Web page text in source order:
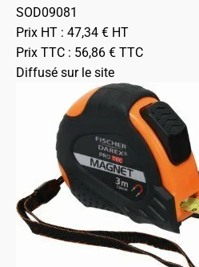
SOD09081
Prix HT : 47,34 € HT
Prix TTC : 56,86 € TTC
Diffusé sur le site